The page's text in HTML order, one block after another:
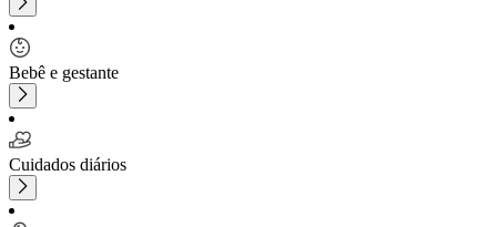
Bebê e gestante
Cuidados diários